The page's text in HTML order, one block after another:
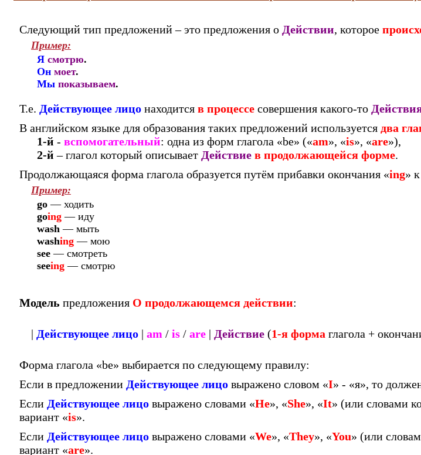
Следующий тип предложений – это предложения о Действии, которое
Пример:
Я смотрю.
Он моет.
Мы показываем.
Т.е. Действующее лицо находится в процессе совершения какого-то
В английском языке для образования таких предложений используется два
1-й - вспомогательный: одна из форм глагола «be» («am», «is», «are»),
2-й – глагол который описывает Действие в продолжающейся форме.
Продолжающаяся форма глагола образуется путём прибавки окончания «ing»
Пример:
go — ходить
going — иду
wash — мыть
washing — мою
see — смотреть
seeing — смотрю
Модель предложения О продолжающемся действии:
| Действующее лицо | am / is / are | Действие (1-я форма глагола +
Форма глагола «be» выбирается по следующему правилу:
Если в предложении Действующее лицо выражено словом «I» - «я», то
Если Действующее лицо выражено словами «He», «She», «It» (или словами
вариант «is».
Если Действующее лицо выражено словами «We», «They», «You» (или
вариант «are».